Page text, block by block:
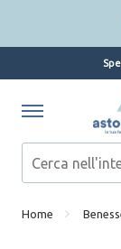
Home